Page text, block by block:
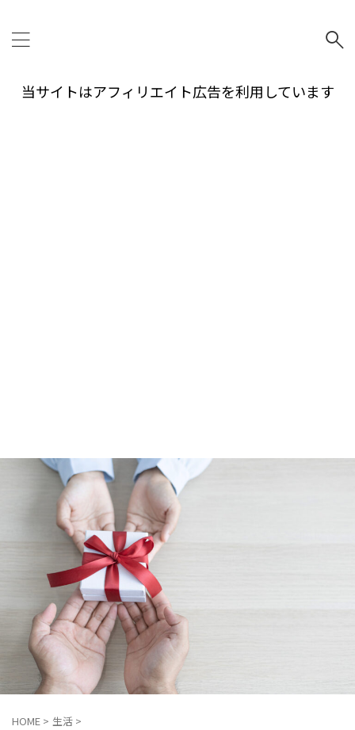
当サイトはアフィリエイト広告を利用しています
HOME > 生活 >